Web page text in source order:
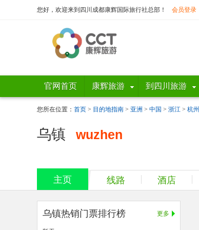
您好，欢迎来到四川成都康辉国际旅行社总部！ 会员登录
官网首页 康辉旅游 到四川旅游
您所在位置： 首页 > 目的地指南 > 亚洲 > 中国 > 浙江 > 杭州
乌镇 wuzhen
主页 线路 酒店
更多
乌镇热销门票排行榜